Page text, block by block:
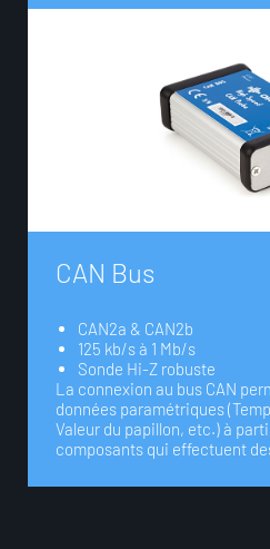
CAN Bus
CAN2a & CAN2b
125 kb/s à 1 Mb/s
Sonde Hi-Z robuste
La connexion au bus CAN
données paramétriques
Valeur du papillon, etc.) à
composants qui effectuent